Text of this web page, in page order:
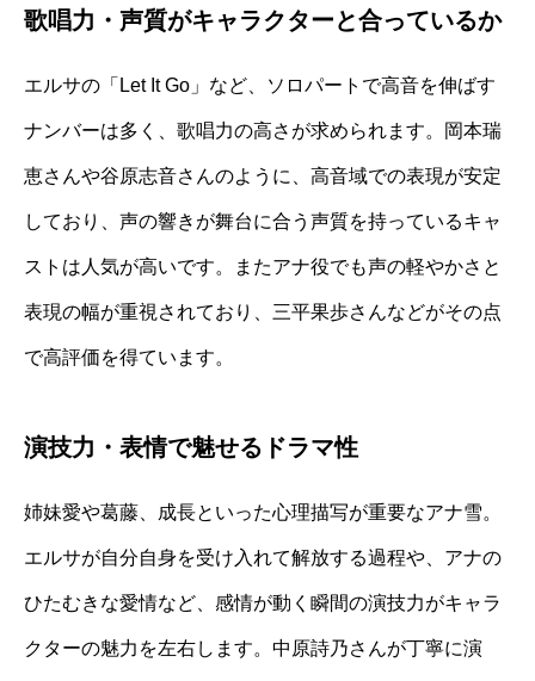
歌唱力・声質がキャラクターと合っているか
エルサの「Let It Go」など、ソロパートで高音を伸ばす
ナンバーは多く、歌唱力の高さが求められます。岡本瑞
恵さんや谷原志音さんのように、高音域での表現が安定
しており、声の響きが舞台に合う声質を持っているキャ
ストは人気が高いです。またアナ役でも声の軽やかさと
表現の幅が重視されており、三平果歩さんなどがその点
で高評価を得ています。
演技力・表情で魅せるドラマ性
姉妹愛や葛藤、成長といった心理描写が重要なアナ雪。
エルサが自分自身を受け入れて解放する過程や、アナの
ひたむきな愛情など、感情が動く瞬間の演技力がキャラ
クターの魅力を左右します。中原詩乃さんが丁寧に演